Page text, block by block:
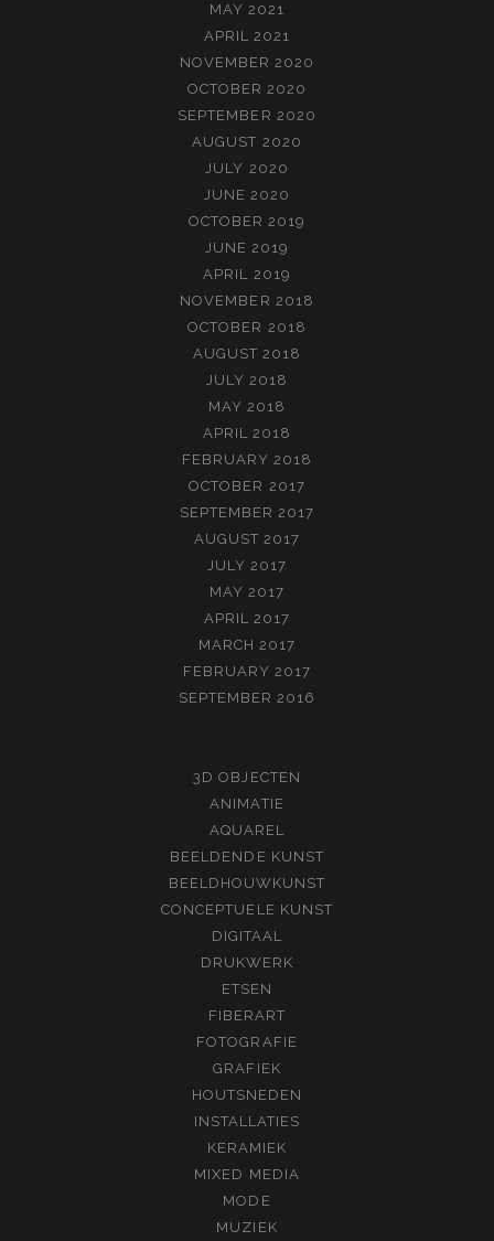
MAY 2021
APRIL 2021
NOVEMBER 2020
OCTOBER 2020
SEPTEMBER 2020
AUGUST 2020
JULY 2020
JUNE 2020
OCTOBER 2019
JUNE 2019
APRIL 2019
NOVEMBER 2018
OCTOBER 2018
AUGUST 2018
JULY 2018
MAY 2018
APRIL 2018
FEBRUARY 2018
OCTOBER 2017
SEPTEMBER 2017
AUGUST 2017
JULY 2017
MAY 2017
APRIL 2017
MARCH 2017
FEBRUARY 2017
SEPTEMBER 2016
3D OBJECTEN
ANIMATIE
AQUAREL
BEELDENDE KUNST
BEELDHOUWKUNST
CONCEPTUELE KUNST
DIGITAAL
DRUKWERK
ETSEN
FIBERART
FOTOGRAFIE
GRAFIEK
HOUTSNEDEN
INSTALLATIES
KERAMIEK
MIXED MEDIA
MODE
MUZIEK